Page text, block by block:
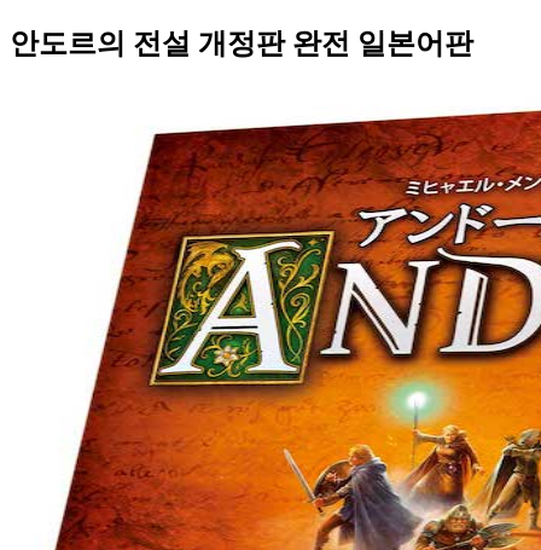
안도르의 전설 개정판 완전 일본어판